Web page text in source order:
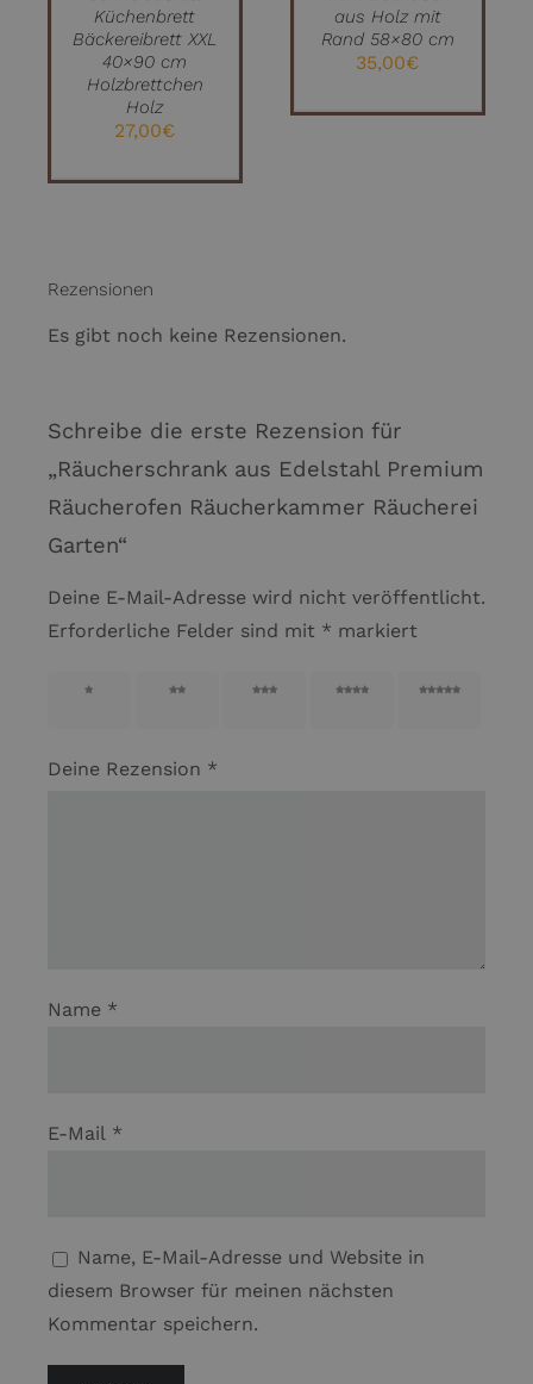
XXL
aus Holz mit
Rand 58×80 cm
Teigroller 30
Rezensionen
Es gibt noch keine Rezensionen.
Schreibe die erste Rezension für
„Räucherschrank aus Edelstahl Premium
Räucherofen Räucherkammer Räucherei
Garten“
Deine E-Mail-Adresse wird nicht veröffentlicht.
Erforderliche Felder sind mit * markiert
1 von
2 von
3 von
4 von
5 von
Deine Rezension *
Name *
E-Mail *
Name, E-Mail-Adresse und Website in
diesem Browser für meinen nächsten
Kommentar speichern.